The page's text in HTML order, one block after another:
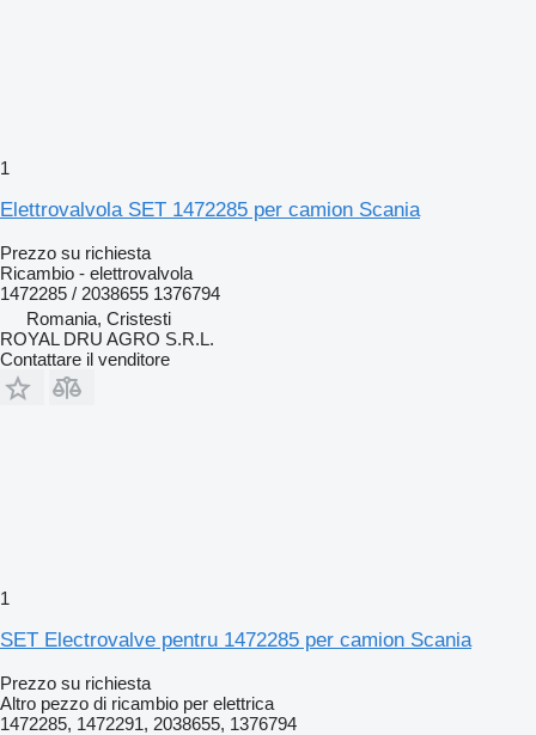
1
Elettrovalvola SET 1472285 per camion Scania
Prezzo su richiesta
Ricambio - elettrovalvola
1472285 / 2038655 1376794
Romania, Cristesti
ROYAL DRU AGRO S.R.L.
Contattare il venditore
1
SET Electrovalve pentru 1472285 per camion Scania
Prezzo su richiesta
Altro pezzo di ricambio per elettrica
1472285, 1472291, 2038655, 1376794